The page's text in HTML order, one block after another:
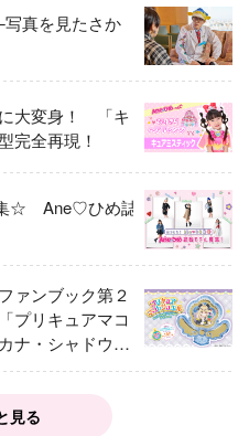
真を見たさか
に大変身！ 「キ
完全再現！
☆ Ane♡ひめ誌
ァンブック第２
プリキュアマコ
ナ・シャドウ
ールを大特
見る